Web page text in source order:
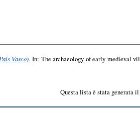
Vasco). In: The archaeology of early medieval
Questa lista è stata generata il